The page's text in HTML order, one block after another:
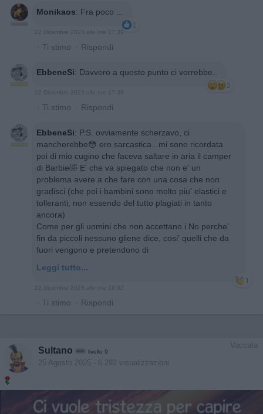
Monikaos: Fra poco ...
1
22 Dicembre 2023 alle ore 17:39
· Ti stimo · Rispondi
EbbeneSi: Davvero a questo punto ci vorrebbe..
2
22 Dicembre 2023 alle ore 17:39
· Ti stimo · Rispondi
EbbeneSi: P.S. ovviamente scherzavo, ci
mancherebbe😳 ero sarcastica...mi sono ricordata
poi di mio cugino che faceva saltare in aria il camper
di Barbie🤣 E' che va spiegato che non e' un
problema avere a che fare con una cosa che non
gradisci (che poi i bambini sono molto piu' elastici e
tolleranti, non essendo del tutto plagiati in tanto
ancora)
Come per gli uomini che non accettano i No perche'
fin da piccoli nessuno gliene dice, cosi' quelli che da
fuori vengono e pretendono di
Leggi tutto...
1
22 Dicembre 2023 alle ore 18:02
· Ti stimo · Rispondi
Vaccata
Sultano livello 9
25 Agosto 2025 - 6.292 visualizzazioni